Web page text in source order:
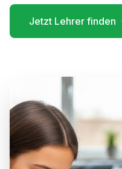
Jetzt Lehrer finden